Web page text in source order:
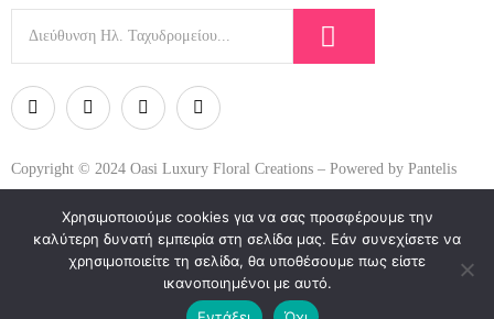
Copyright © 2024 Oasi Luxury Floral Creations – Powered by Pantelis
Χρησιμοποιούμε cookies για να σας προσφέρουμε την
καλύτερη δυνατή εμπειρία στη σελίδα μας. Εάν συνεχίσετε να
χρησιμοποιείτε τη σελίδα, θα υποθέσουμε πως είστε
ικανοποιημένοι με αυτό.